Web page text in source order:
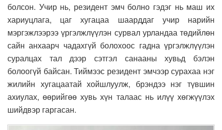
болсон. Учир нь, резидент эмч болно гэдэг нь маш их
хариуцлага, цаг хугацаа шаарддаг учир нарийн
мэргэжлээрээ үргэлжлүүлэн сурвал урландаа төдийлөн
сайн анхаарч чадахгүй болохоос гадна үргэлжлүүлэн
суралцах тал дээр сэтгэл санааны хувьд бэлэн
болоогүй байсан. Тиймээс резидент эмчээр сурахаа нэг
жилийн хугацаатай хойшлуулж, брэндээ нэг түвшин
ахиулах, өөрийгөө хувь хүн талаас нь илүү хөгжүүлэх
шийдвэр гаргасан.